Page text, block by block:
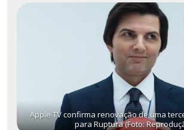
Apple TV confirma renovação de uma
para Ruptura (Foto: